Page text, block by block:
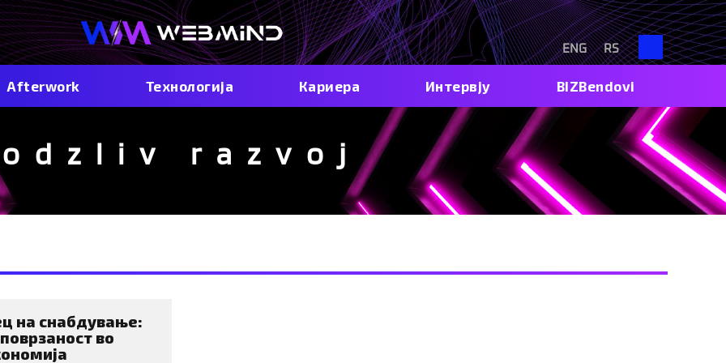
RS
ENG Search
Afterwork Технологија Кариера Интервју BIZBendovi
odzliv razvoj
на снабдување:
во